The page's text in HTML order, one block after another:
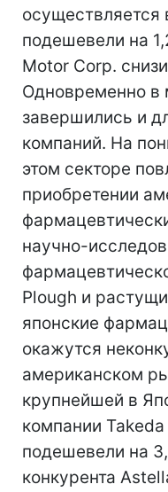
подешевели на
Motor Corp.
Одновременно в
завершились и
компаний. На
этом секторе
приобретении
научно-
Plough и
японские
окажутся
американском
крупнейшей в
компании
подешевели на
конкурента